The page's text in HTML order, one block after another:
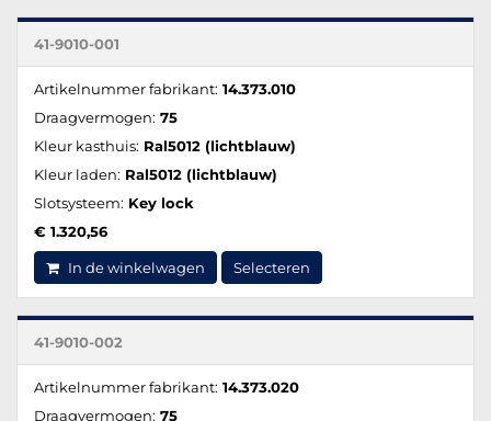
41-9010-001
Artikelnummer fabrikant: 14.373.010
Draagvermogen: 75
Kleur kasthuis: Ral5012 (lichtblauw)
Kleur laden: Ral5012 (lichtblauw)
Slotsysteem: Key lock
€ 1.320,56
In de winkelwagen Selecteren
41-9010-002
Artikelnummer fabrikant: 14.373.020
Draagvermogen: 75